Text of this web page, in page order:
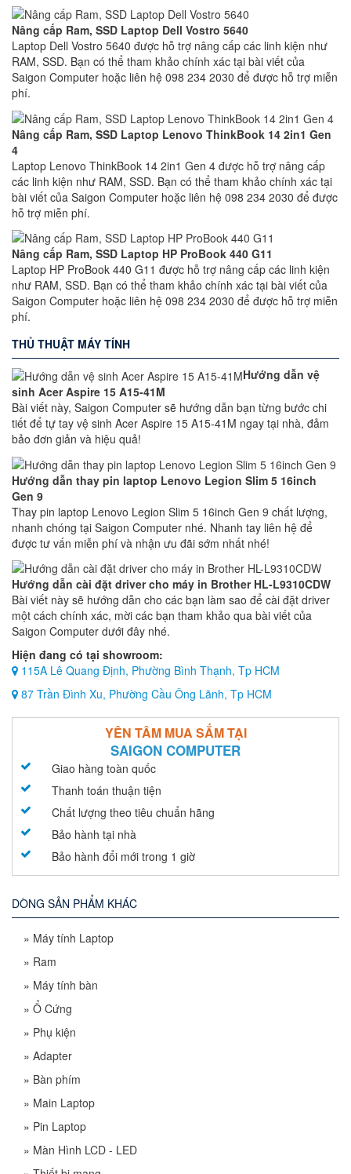
Nâng cấp Ram, SSD Laptop Dell Vostro 5640
Laptop Dell Vostro 5640 được hỗ trợ nâng cấp các linh kiện như
RAM, SSD. Bạn có thể tham khảo chính xác tại bài viết của
Saigon Computer hoặc liên hệ 098 234 2030 để được hỗ trợ miễn
phí.
Nâng cấp Ram, SSD Laptop Lenovo ThinkBook 14 2in1 Gen
4
Laptop Lenovo ThinkBook 14 2in1 Gen 4 được hỗ trợ nâng cấp
các linh kiện như RAM, SSD. Bạn có thể tham khảo chính xác tại
bài viết của Saigon Computer hoặc liên hệ 098 234 2030 để được
hỗ trợ miễn phí.
Nâng cấp Ram, SSD Laptop HP ProBook 440 G11
Laptop HP ProBook 440 G11 được hỗ trợ nâng cấp các linh kiện
như RAM, SSD. Bạn có thể tham khảo chính xác tại bài viết của
Saigon Computer hoặc liên hệ 098 234 2030 để được hỗ trợ miễn
phí.
THỦ THUẬT MÁY TÍNH
Hướng dẫn vệ
sinh Acer Aspire 15 A15-41M
Bài viết này, Saigon Computer sẽ hướng dẫn bạn từng bước chi
tiết để tự tay vệ sinh Acer Aspire 15 A15-41M ngay tại nhà, đảm
bảo đơn giản và hiệu quả!
Hướng dẫn thay pin laptop Lenovo Legion Slim 5 16inch
Gen 9
Thay pin laptop Lenovo Legion Slim 5 16inch Gen 9 chất lượng,
nhanh chóng tại Saigon Computer nhé. Nhanh tay liên hệ để
được tư vấn miễn phí và nhận ưu đãi sớm nhất nhé!
Hướng dẫn cài đặt driver cho máy in Brother HL-L9310CDW
Bài viết này sẽ hướng dẫn cho các bạn làm sao để cài đặt driver
một cách chính xác, mời các bạn tham khảo qua bài viết của
Saigon Computer dưới đây nhé.
Hiện đang có tại showroom:
115A Lê Quang Định, Phường Bình Thạnh, Tp HCM
87 Trần Đình Xu, Phường Cầu Ông Lãnh, Tp HCM
YÊN TÂM MUA SẮM TẠI
SAIGON COMPUTER
Giao hàng toàn quốc
Thanh toán thuận tiện
Chất lượng theo tiêu chuẩn hãng
Bảo hành tại nhà
Bảo hành đổi mới trong 1 giờ
DÒNG SẢN PHẨM KHÁC
» Máy tính Laptop
» Ram
» Máy tính bàn
» Ổ Cứng
» Phụ kiện
» Adapter
» Bàn phím
» Main Laptop
» Pin Laptop
» Màn Hình LCD - LED